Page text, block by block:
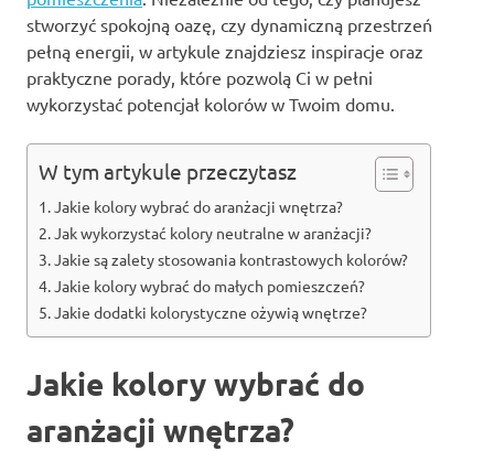
stworzyć spokojną oazę, czy dynamiczną przestrzeń
pełną energii, w artykule znajdziesz inspiracje oraz
praktyczne porady, które pozwolą Ci w pełni
wykorzystać potencjał kolorów w Twoim domu.
W tym artykule przeczytasz
Jakie kolory wybrać do aranżacji wnętrza?
Jak wykorzystać kolory neutralne w aranżacji?
Jakie są zalety stosowania kontrastowych kolorów?
Jakie kolory wybrać do małych pomieszczeń?
Jakie dodatki kolorystyczne ożywią wnętrze?
Jakie kolory wybrać do
aranżacji wnętrza?